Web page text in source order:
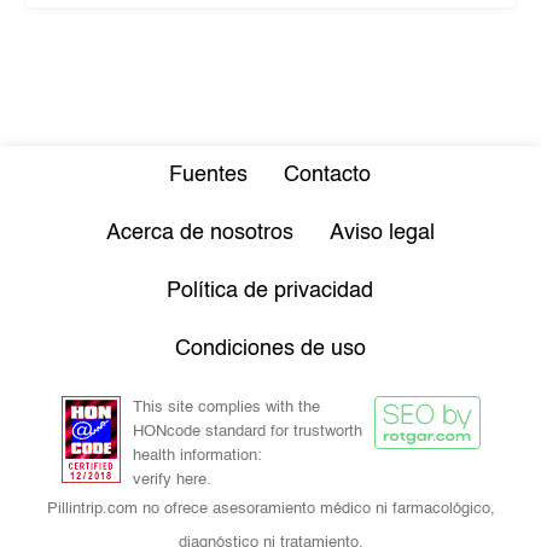
Fuentes Contacto
Acerca de nosotros Aviso legal
Política de privacidad
Condiciones de uso
This site complies with the
HONcode standard for trustworth
health information:
verify here.
Pillintrip.com no ofrece asesoramiento médico ni farmacológico,
diagnóstico ni tratamiento.